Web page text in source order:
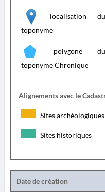
localisation du
toponyme
polygone du
toponyme Chronique
Alignements avec le
Sites archéologiques
Sites historiques
Date de création